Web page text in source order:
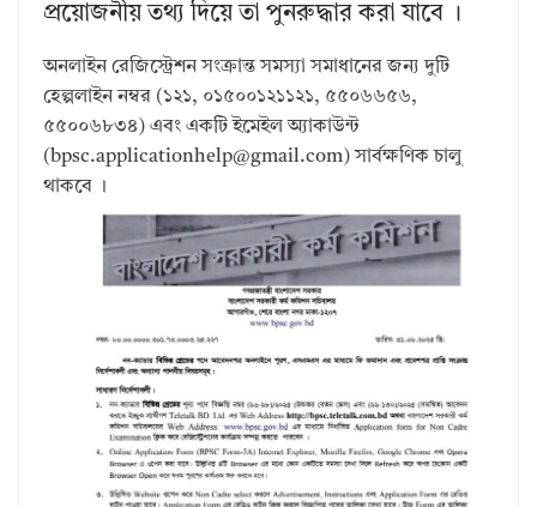
প্রয়োজনীয় তথ্য দিয়ে তা পুনরুদ্ধার করা যাবে ।
অনলাইন রেজিস্ট্রেশন সংক্রান্ত সমস্যা সমাধানের জন্য দুটি
হেল্পলাইন নম্বর (১২১, ০১৫০০১২১১২১, ৫৫০৬৬৫৬,
৫৫০০৬৮৩৪) এবং একটি ইমেইল অ্যাকাউন্ট
(bpsc.applicationhelp@gmail.com) সার্বক্ষণিক চালু
থাকবে ।